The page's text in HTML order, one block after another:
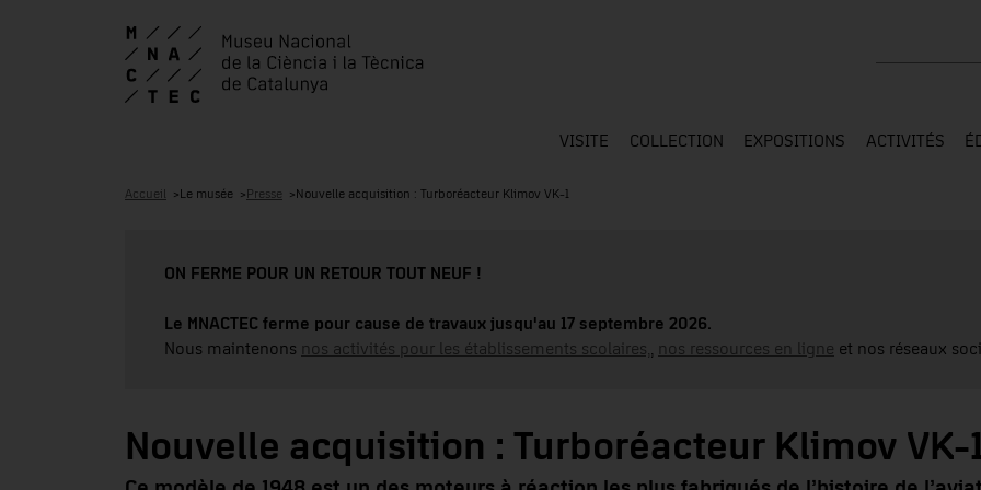
VISITE COLLECTION EXPOSITIONS ACTIVITÉS
Accueil Le musée Presse Nouvelle acquisition : Turboréacteur Klimov VK-1
ON FERME POUR UN RETOUR TOUT NEUF !
Le MNACTEC ferme pour cause de travaux jusqu'au 17 septembre 2026.
Nous maintenons nos activités pour les établissements scolaires, nos ressources en ligne et nos réseaux
Nouvelle acquisition : Turboréacteur Klimov VK-